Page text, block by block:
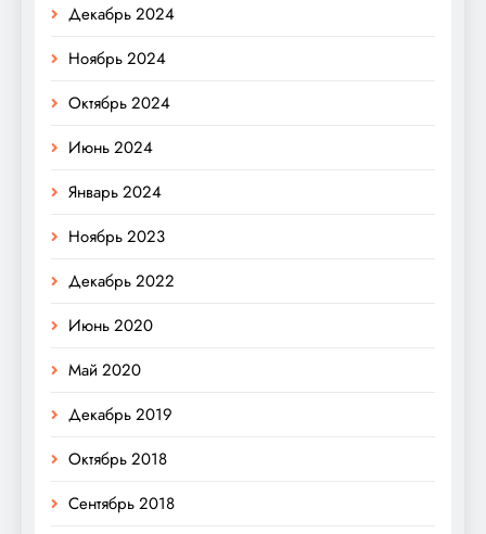
Декабрь 2024
Ноябрь 2024
Октябрь 2024
Июнь 2024
Январь 2024
Ноябрь 2023
Декабрь 2022
Июнь 2020
Май 2020
Декабрь 2019
Октябрь 2018
Сентябрь 2018